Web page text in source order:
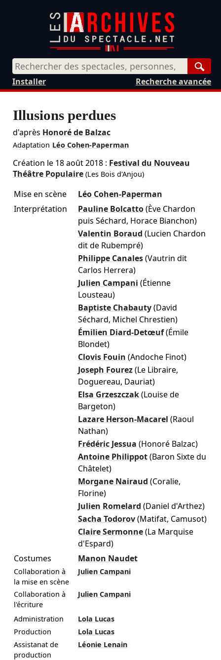
Recherche avancée
Installer
Illusions perdues
d'après Honoré de Balzac
Adaptation Léo Cohen-Paperman
Création le 18 août 2018: Festival du Nouveau
Théâtre Populaire(Les Bois d'Anjou)
Mise en scène
Léo Cohen-Paperman
Interprétation
Pauline Bolcatto (Ève Chardon
puis Séchard, Horace Bianchon)
Valentin Boraud (Lucien Chardon
dit de Rubempré)
Philippe Canales (Vautrin dit
Carlos Herrera)
Julien Campani (Étienne
Lousteau)
Baptiste Chabauty (David
Séchard, Michel Chrestien)
Émilien Diard-Detœuf (Émile
Blondet)
Clovis Fouin (Andoche Finot)
Joseph Fourez (Le Libraire,
Doguereau, Dauriat)
Elsa Grzeszczak (Louise de
Bargeton)
Lazare Herson-Macarel (Raoul
Nathan)
Frédéric Jessua (Honoré Balzac)
Antoine Philippot (Baron Sixte du
Châtelet)
Morgane Nairaud (Coralie,
Florine)
Julien Romelard (Daniel d'Arthez)
Sacha Todorov (Matifat, Camusot)
Claire Sermonne (La Marquise
d'Espard)
Costumes
Manon Naudet
Collaboration à
la mise en scène
Julien Campani
Collaboration à
l'écriture
Julien Campani
Administration
Lola Lucas
Production
Lola Lucas
Assistanat de
production
Léonie Lenain